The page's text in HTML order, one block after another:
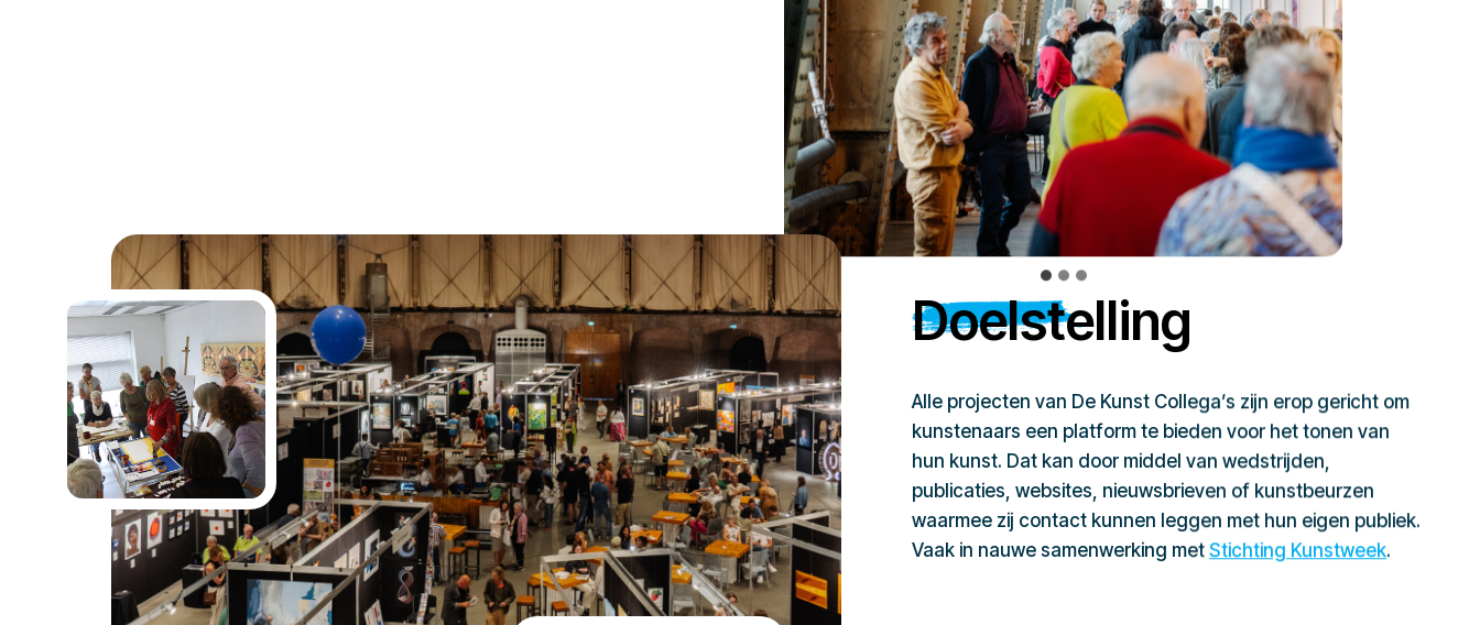
Doelstelling
Alle projecten van De Kunst Collega’s zijn erop gericht om
kunstenaars een platform te bieden voor het tonen van
hun kunst. Dat kan door middel van wedstrijden,
publicaties, websites, nieuwsbrieven of kunstbeurzen
waarmee zij contact kunnen leggen met hun eigen publiek.
Vaak in nauwe samenwerking metStichting Kunstweek.